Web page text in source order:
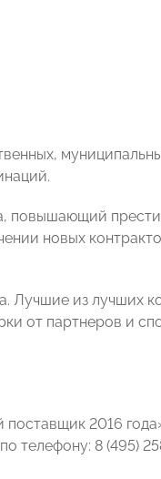
повышающий
новых
Лучшие из лучших
от партнеров и
поставщик 2016
телефону: 8 (495)